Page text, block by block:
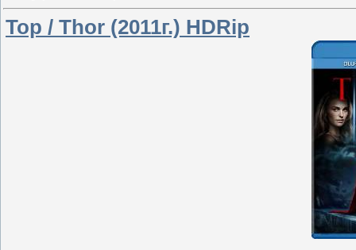
Тор / Thor (2011г.) HDRip